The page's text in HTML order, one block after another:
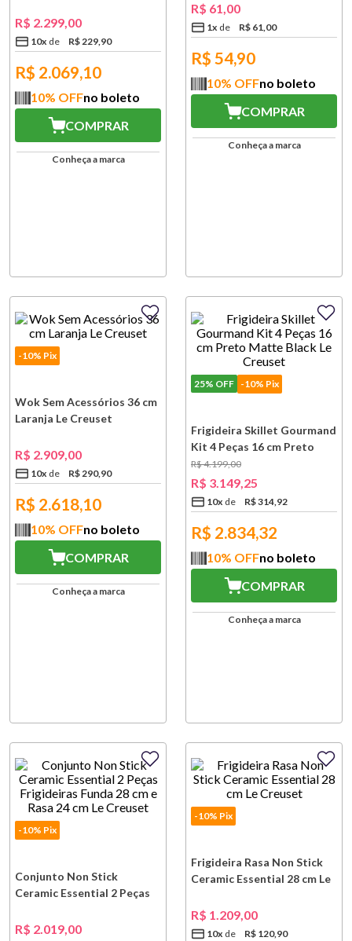
R$ 2.299,00
10x R$229,90
R$ 2.069,10
10% OFFno boleto
COMPRAR
Conheça a marca
R$ 61,00
1x R$ 61,00
R$ 54,90
10% OFFno boleto
COMPRAR
Conheça a marca
-10% Pix
Wok Sem Acessórios 36 cm
Laranja Le Creuset
R$ 2.909,00
10x R$290,90
R$ 2.618,10
10% OFFno boleto
COMPRAR
Conheça a marca
25% OFF -10% Pix
Frigideira Skillet Gourmand
Kit 4 Peças 16 cm Preto
Matte Black Le Creuset
R$4.199,00
R$ 3.149,25
10x R$314,92
R$ 2.834,32
10% OFFno boleto
COMPRAR
Conheça a marca
-10% Pix
Conjunto Non Stick
Ceramic Essential 2 Peças
Rasa 24 cm Le Creuset
R$ 2.019,00
-10% Pix
Frigideira Rasa Non Stick
Ceramic Essential 28 cm Le
R$ 1.209,00
10x R$ 120,90